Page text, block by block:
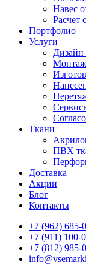
Навес
Расчет
Портфолио
Услуги
Дизайн
Ткани
ПВХ
Доставка
Акции
Блог
Контакты
+7 (962) 685-
+7 (911) 100-
+7 (812) 985-